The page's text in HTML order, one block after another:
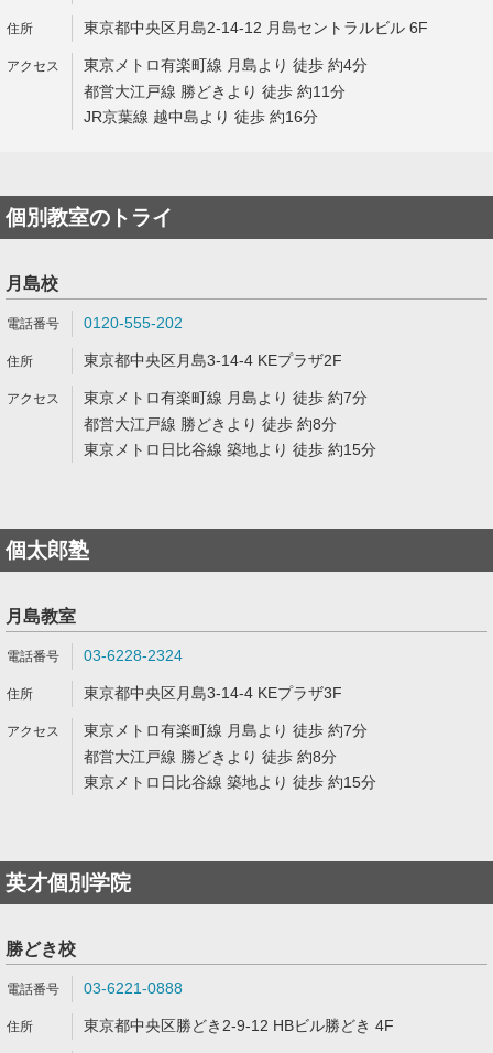
東京都中央区月島2-14-12 月島セントラルビル 6F
東京メトロ有楽町線 月島より 徒歩 約4分
都営大江戸線 勝どきより 徒歩 約11分
JR京葉線 越中島より 徒歩 約16分
個別教室のトライ
月島校
0120-555-202
東京都中央区月島3-14-4 KEプラザ2F
東京メトロ有楽町線 月島より 徒歩 約7分
都営大江戸線 勝どきより 徒歩 約8分
東京メトロ日比谷線 築地より 徒歩 約15分
個太郎塾
月島教室
03-6228-2324
東京都中央区月島3-14-4 KEプラザ3F
東京メトロ有楽町線 月島より 徒歩 約7分
都営大江戸線 勝どきより 徒歩 約8分
東京メトロ日比谷線 築地より 徒歩 約15分
英才個別学院
勝どき校
03-6221-0888
東京都中央区勝どき2-9-12 HBビル勝どき 4F